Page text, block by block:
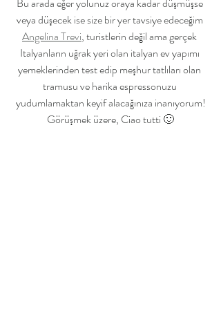
Bu arada eğer yolunuz oraya kadar düşmüşse
veya düşecek ise size bir yer tavsiye edeceğim
Angelina Trevi, turistlerin değil ama gerçek
Italyanların uğrak yeri olan italyan ev yapımı
yemeklerinden test edip meşhur tatlıları olan
tramusu ve harika espressonuzu
yudumlamaktan keyif alacağınıza inanıyorum!
Görüşmek üzere, Ciao tutti 🙂